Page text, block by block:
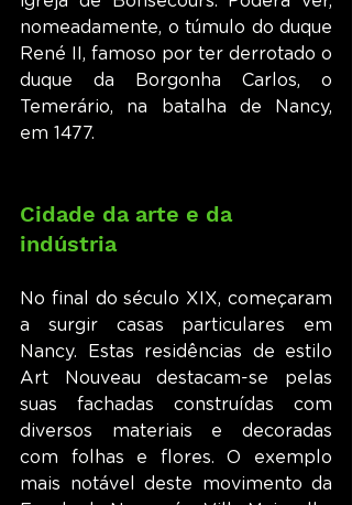
nomeadamente, o túmulo do duque
René II, famoso por ter derrotado o
duque da Borgonha Carlos, o
Temerário, na batalha de Nancy,
em 1477.
Cidade da arte e da
indústria
No final do século XIX, começaram
a surgir casas particulares em
Nancy. Estas residências de estilo
Art Nouveau destacam-se pelas
suas fachadas construídas com
diversos materiais e decoradas
com folhas e flores. O exemplo
mais notável deste movimento da